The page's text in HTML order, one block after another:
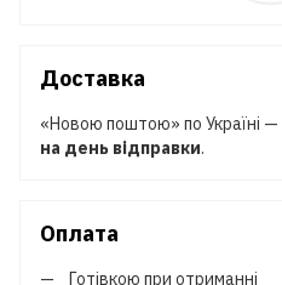
Доставка
«Новою поштою» по Україні —
на день відправки.
Оплата
Готівкою при отриманні